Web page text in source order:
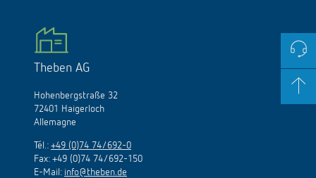
Theben AG
Hohenbergstraße 32
72401 Haigerloch
Allemagne
Tél.: +49 (0)74 74/692-0
Fax: +49 (0)74 74/692-150
E-Mail: info@theben.de